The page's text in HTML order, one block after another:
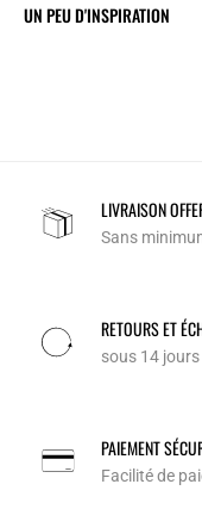
UN PEU D'INSPIRATION
LIVRAISON
Sans
RETOURS ET
sous 14 jours
PAIEMENT
Facilité de